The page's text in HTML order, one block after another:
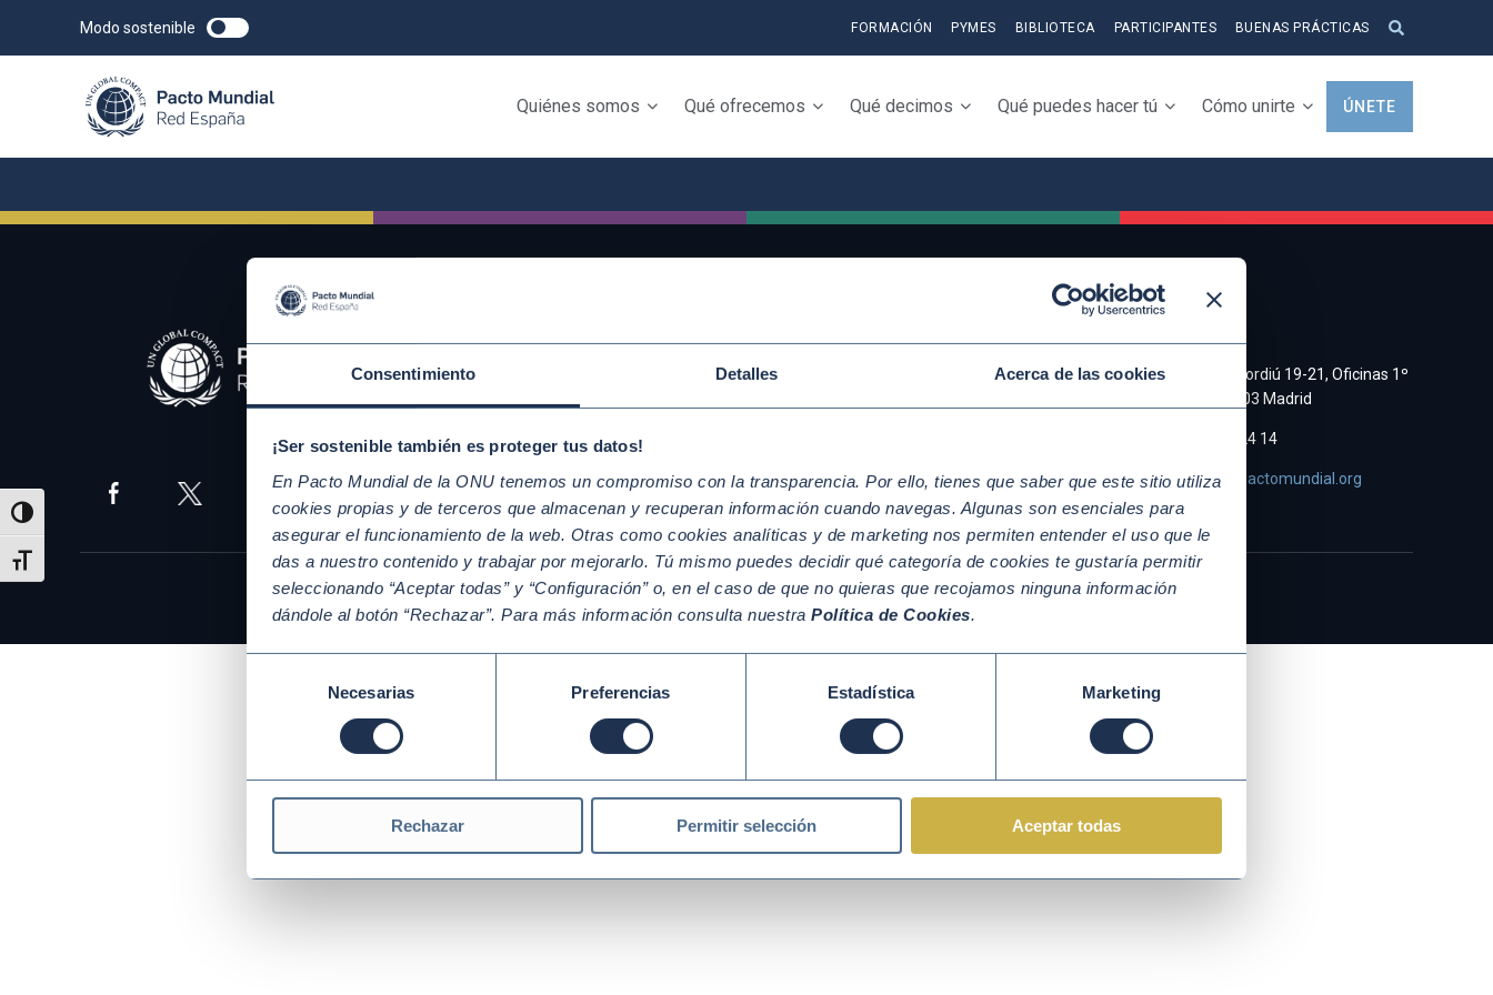
Consentimiento Detalles Acerca de las cookies
¡Ser sostenible también es proteger tus datos!
En Pacto Mundial de la ONU tenemos un compromiso con la transparencia. Por ello, tienes que saber que este sitio utiliza
cookies propias y de terceros que almacenan y recuperan información cuando navegas. Algunas son esenciales para
asegurar el funcionamiento de la web. Otras como cookies analíticas y de marketing nos permiten entender el uso que le
das a nuestro contenido y trabajar por mejorarlo. Tú mismo puedes decidir qué categoría de cookies te gustaría permitir
seleccionando “Aceptar todas” y “Configuración” o, en el caso de que no quieras que recojamos ninguna información
dándole al botón “Rechazar”. Para más información consulta nuestra Política de Cookies.
consentimiento
Necesarias Preferencias Estadística Marketing
Rechazar Permitir selección Aceptar todas
Alternar alto contraste
Alternar tamaño de letra
Modo sostenible FORMACIÓN PYMES BIBLIOTECA PARTICIPANTES BUENAS PRÁCTICAS
Quiénes somos Qué ofrecemos Qué decimos Qué puedes hacer tú Cómo unirte ÚNETE
Diez Principios del Pacto Mundial
Sostenible
Nuestros participantes
Progreso
C/ Cristobal Bordiú 19-21, Oficinas 1º
Derecha, 28003 Madrid
(+34)91 745 24 14
asociacion@pactomundial.org
Política de Cookies Política de Privacidad Aviso legal